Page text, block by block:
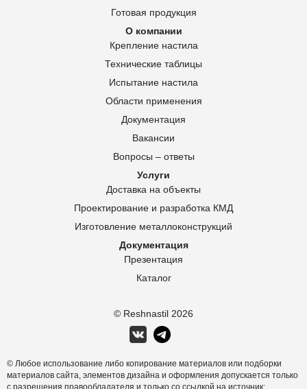
© Reshnastil 2026
Готовая продукция
О компании
Крепление настила
Технические таблицы
Испытание настила
Области применения
Документация
Вакансии
Вопросы – ответы
Услуги
Доставка на объекты
Проектирование и разработка КМД
Изготовление металлоконструкций
Документация
Презентация
Каталог
© Любое использование либо копирование материалов или подборки
материалов сайта, элементов дизайна и оформления допускается только
с разрешения правообладателя и только со ссылкой на источник: